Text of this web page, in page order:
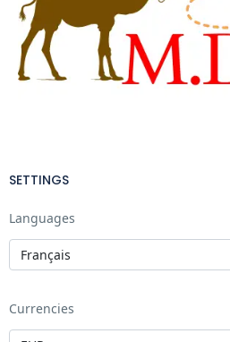
SETTINGS
Languages
Currencies